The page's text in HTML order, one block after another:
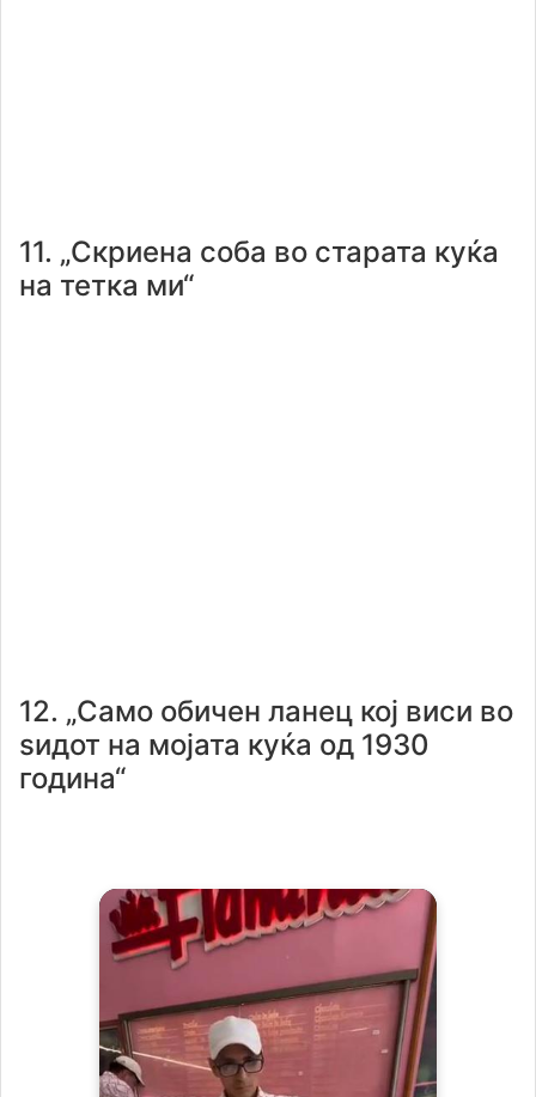
11. „Скриена соба во старата куќа
на тетка ми“
12. „Само обичен ланец кој виси во
ѕидот на мојата куќа од 1930
година“